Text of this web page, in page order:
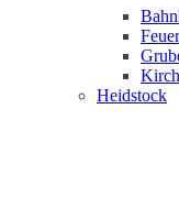
Heidstock